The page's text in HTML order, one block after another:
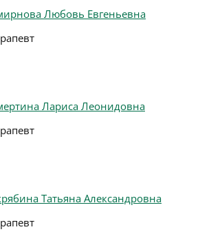
Любовь Евгеньевна
Лариса Леонидовна
Татьяна Александровна